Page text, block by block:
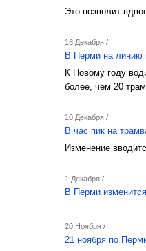
Это позволит
18 Декабря /
В Перми на линию
К Новому году
более, чем 20
10 Декабря /
В час пик на
Изменение
1 Декабря /
В Перми
20 Ноября /
21 ноября по